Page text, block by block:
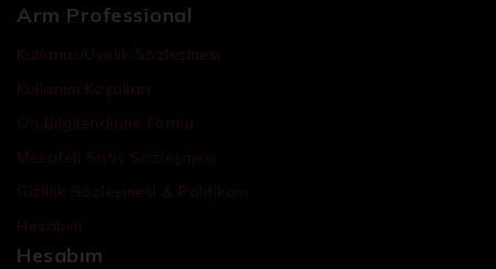
Arm Professional
Kullanıcı/Üyelik Sözleşmesi
Kullanım Koşulları
Ön Bilgilendirme Formu
Mesafeli Satış Sözleşmesi
Gizlilik Sözleşmesi & Politikası
Hesabım
Hesabım